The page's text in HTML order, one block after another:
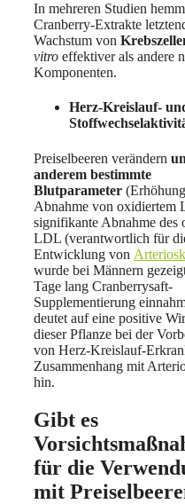
In mehreren Studien
Cranberry-Extrakte
Wachstum von
vitro effektiver als andere
Komponenten.
Herz-Kreislauf-
Preiselbeeren verändern
anderem bestimmte
Blutparameter
Abnahme von oxidiertem
signifikante Abnahme des
LDL (verantwortlich für
Entwicklung von
wurde bei Männern
Tage lang Cranberrysaft-
Supplementierung
deutet auf eine positive
dieser Pflanze bei der
von Herz-Kreislauf-
Zusammenhang mit
hin.
Gibt es
für die
mit